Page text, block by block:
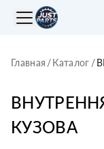
Главная /Каталог /
КУЗОВА